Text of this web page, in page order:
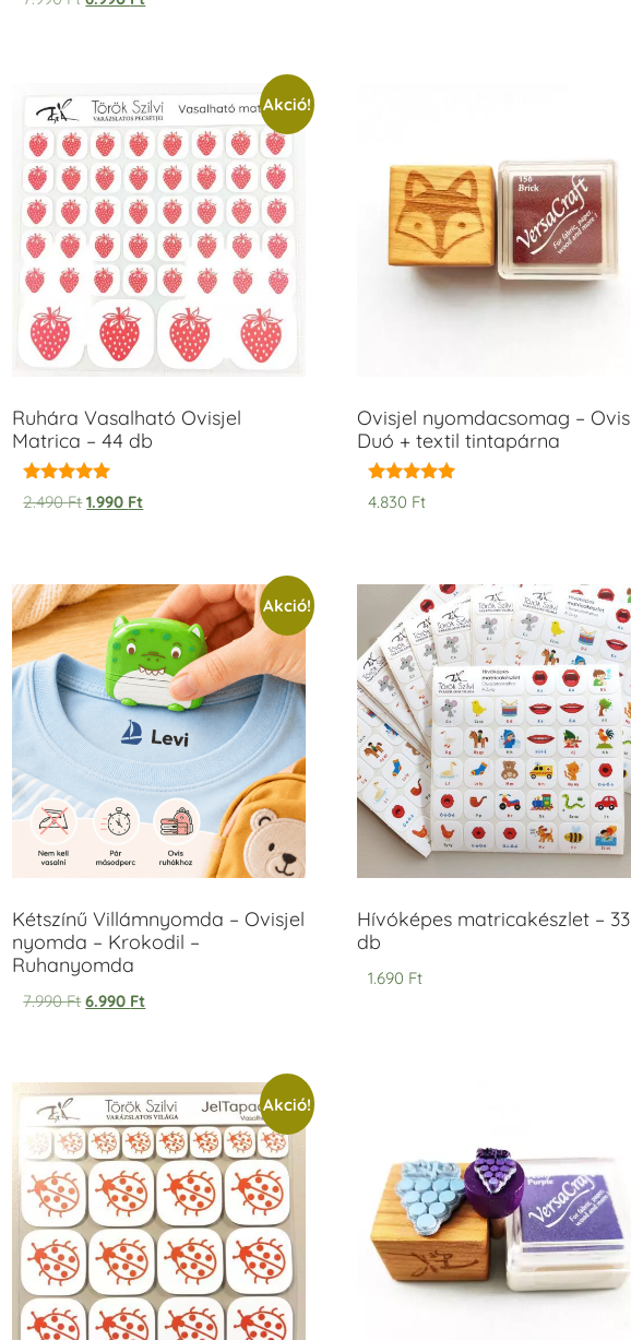
Akció!
Ruhára Vasalható Ovisjel
Matrica – 44 db
Értékelés:
5.00
2.490Ft 1.990 Ft
Ovisjel nyomdacsomag – Ovis
Duó + textil tintapárna
Értékelés:
5.00
4.830 Ft
Akció!
Kétszínű Villámnyomda – Ovisjel
nyomda – Krokodil –
Ruhanyomda
7.990Ft 6.990 Ft
Hívóképes matricakészlet – 33
db
1.690 Ft
Akció!